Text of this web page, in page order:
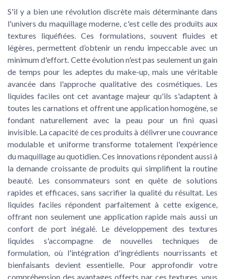
S'il y a bien une révolution discrète mais déterminante dans
l'univers du maquillage moderne, c'est celle des produits aux
textures liquéfiées. Ces formulations, souvent fluides et
légères, permettent d’obtenir un rendu impeccable avec un
minimum d'effort. Cette évolution n'est pas seulement un gain
de temps pour les adeptes du make-up, mais une véritable
avancée dans l'approche qualitative des cosmétiques. Les
liquides faciles ont cet avantage majeur qu'ils s'adaptent à
toutes les carnations et offrent une application homogène, se
fondant naturellement avec la peau pour un fini quasi
invisible. La capacité de ces produits à délivrer une couvrance
modulable et uniforme transforme totalement l'expérience
du maquillage au quotidien. Ces innovations répondent aussi à
la demande croissante de produits qui simplifient la routine
beauté. Les consommateurs sont en quête de solutions
rapides et efficaces, sans sacrifier la qualité du résultat. Les
liquides faciles répondent parfaitement à cette exigence,
offrant non seulement une application rapide mais aussi un
confort de port inégalé. Le développement des textures
liquides s'accompagne de nouvelles techniques de
formulation, où l'intégration d'ingrédients nourrissants et
bienfaisants devient essentielle. Pour approfondir votre
compréhension des avantages offerts par ces textures, vous